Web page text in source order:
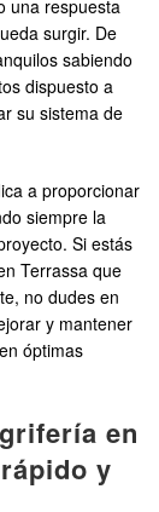
una respuesta
surgir. De
sabiendo
dispuesto a
su sistema de
a proporcionar
siempre la
Si estás
Terrassa que
no dudes en
y mantener
óptimas
en
y